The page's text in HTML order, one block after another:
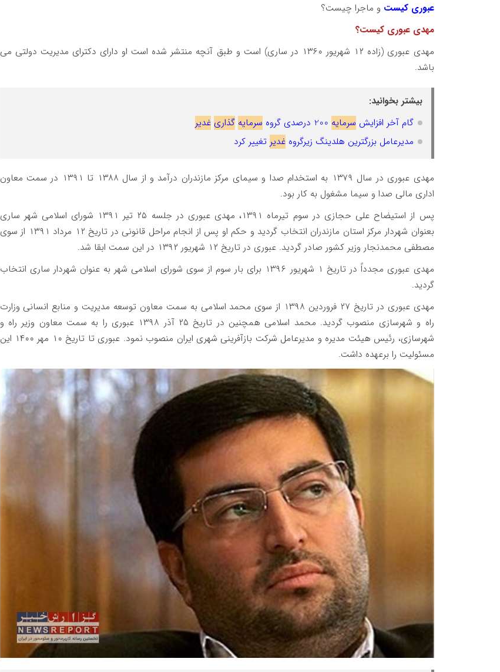
عبوری کیست و ماجرا چیست؟
مهدی عبوری کیست؟
مهدی عبوری (زاده ۱۲ شهریور ۱۳۶۰ در ساری) است و طبق آنچه منتشر شده است او دارای دکترای مدیریت دولتی می
باشد.
بیشتر بخوانید:
گام آخر افزایش سرمایه سرمایه گذاری غدیر
مدیرعامل بزرگترین هلدینگ زیرگروهغدیر تغییر کرد
مهدی عبوری در سال ۱۳۷۹ به استخدام صدا و سیمای مرکز مازندران درآمد و از سال ۱۳۸۸ تا ۱۳۹۱ در سمت معاون
اداری مالی صدا و سیما مشغول به کار بود.
پس از استیضاح علی حجازی در سوم تیرماه ۱۳۹۱، مهدی عبوری در جلسه ۲۵ تیر ۱۳۹۱ شورای اسلامی شهر ساری
بعنوان شهردار مرکز استان مازندران انتخاب گردید و حکم او پس از انجام مراحل قانونی در تاریخ ۱۲ مرداد ۱۳۹۱ از سوی
مصطفی محمدنجار وزیر کشور صادر گردید. عبوری در تاریخ ۱۲ شهریور ۱۳۹۲ در این سمت ابقا شد.
مهدی عبوری مجدداً در تاریخ ۱ شهریور ۱۳۹۶ برای بار سوم از سوی شورای اسلامی شهر به عنوان شهردار ساری انتخاب
گردید.
مهدی عبوری در تاریخ ۲۷ فروردین ۱۳۹۸ از سوی محمد اسلامی به سمت معاون توسعه مدیریت و منابع انسانی وزارت
راه و شهرسازی منصوب گردید. محمد اسلامی همچنین در تاریخ ۲۵ آذر ۱۳۹۸ عبوری را به سمت معاون وزیر راه و
شهرسازی، رئیس هیئت مدیره و مدیرعامل شرکت بازآفرینی شهری ایران منصوب نمود. عبوری تا تاریخ ۱۰ مهر ۱۴۰۰ این
مسئولیت را برعهده داشت.